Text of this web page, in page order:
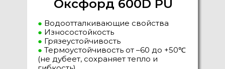
Оксфорд 600D PU
● Водоотталкивающие свойства
● Износостойкость
● Грязеустойчивость
● Термоустойчивость от –60 до +50℃
(не дубеет, сохраняет тепло и